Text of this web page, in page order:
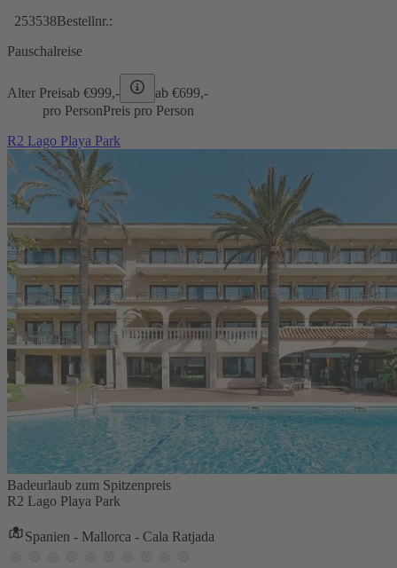
253538Bestellnr.:
Pauschalreise
Alter Preisab €999,- ab €699,-
pro PersonPreis pro Person
R2 Lago Playa Park
Badeurlaub zum Spitzenpreis
R2 Lago Playa Park
Spanien - Mallorca - Cala Ratjada